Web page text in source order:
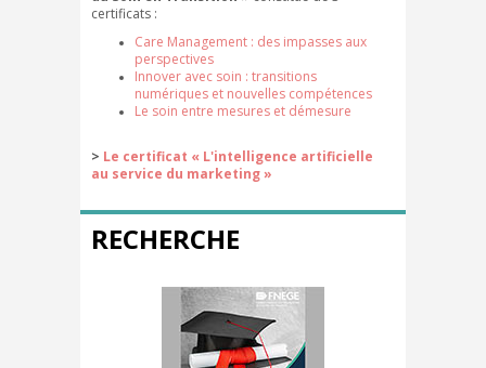
certificats :
Care Management : des impasses aux
perspectives
Innover avec soin : transitions
numériques et nouvelles compétences
Le soin entre mesures et démesure
> Le certificat « L'intelligence artificielle
au service du marketing »
RECHERCHE